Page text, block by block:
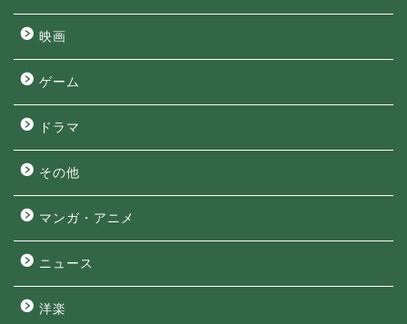
映画
ゲーム
ドラマ
その他
マンガ・アニメ
ニュース
洋楽